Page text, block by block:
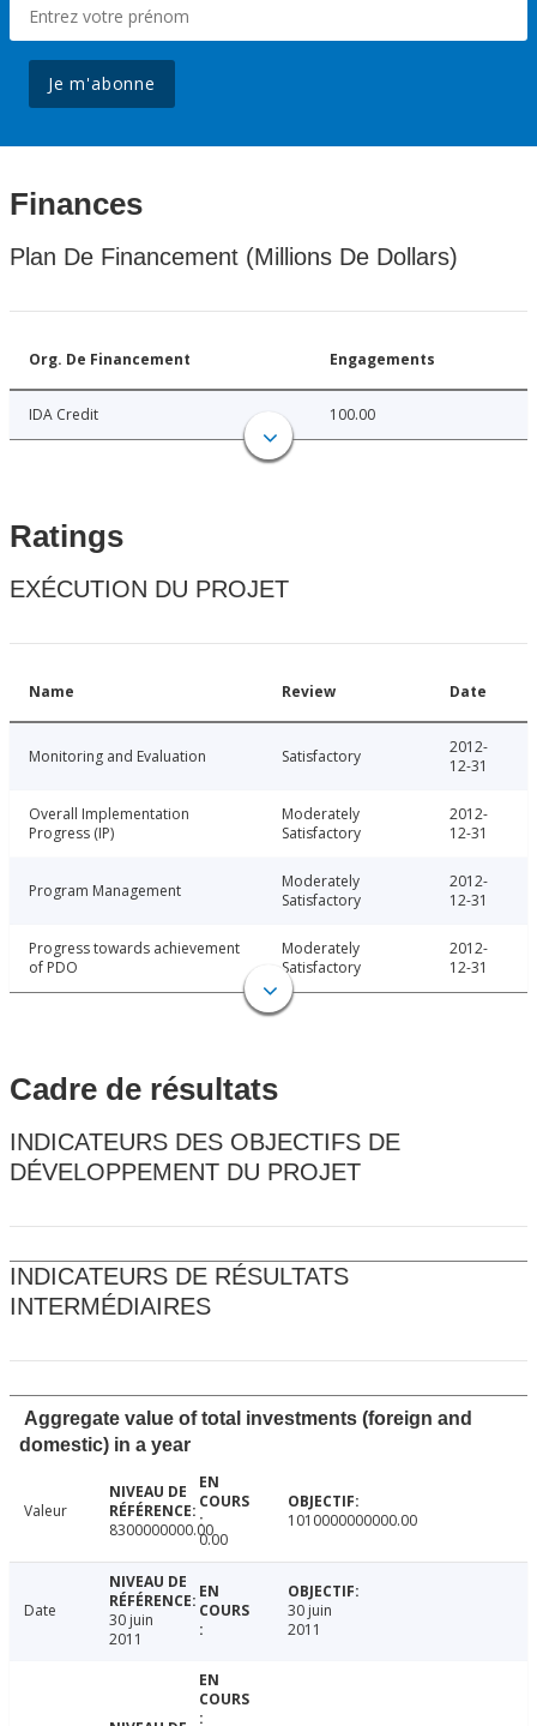
Je m'abonne
Finances
Plan De Financement (Millions De Dollars)
Org. De Financement Engagements
IDA Credit 100.00
Ratings
EXÉCUTION DU PROJET
Name Review Date
Monitoring and Evaluation Satisfactory
2012-
12-31
Overall Implementation
Progress (IP)
Moderately
Satisfactory
2012-
12-31
Program Management
Moderately
Satisfactory
2012-
12-31
Progress towards achievement
of PDO
Moderately
Satisfactory
2012-
12-31
Cadre de résultats
INDICATEURS DES OBJECTIFS DE
DÉVELOPPEMENT DU PROJET
INDICATEURS DE RÉSULTATS
INTERMÉDIAIRES
Aggregate value of total investments (foreign and
domestic) in a year
Valeur
8300000000.000.00
1010000000000.00
Date
30 juin
2011
30 juin
2011